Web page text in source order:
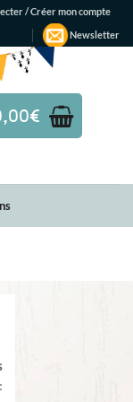
/ Créer mon compte
Newsletter
€